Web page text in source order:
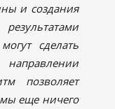
и создания
сделать
позволяет
еще ничего